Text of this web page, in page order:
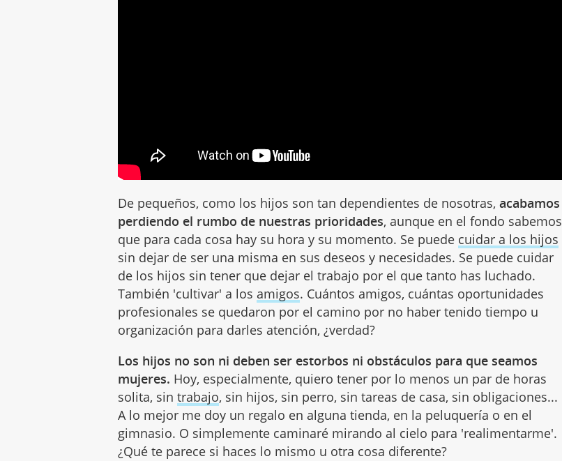
De pequeños, como los hijos son tan dependientes de nosotras, acabamos
perdiendo el rumbo de nuestras prioridades, aunque en el fondo sabemos
que para cada cosa hay su hora y su momento. Se puede cuidar a los hijos
sin dejar de ser una misma en sus deseos y necesidades. Se puede cuidar
de los hijos sin tener que dejar el trabajo por el que tanto has luchado.
También 'cultivar' a los amigos. Cuántos amigos, cuántas oportunidades
profesionales se quedaron por el camino por no haber tenido tiempo u
organización para darles atención, ¿verdad?
Los hijos no son ni deben ser estorbos ni obstáculos para que seamos
mujeres. Hoy, especialmente, quiero tener por lo menos un par de horas
solita, sintrabajo, sin hijos, sin perro, sin tareas de casa, sin obligaciones...
A lo mejor me doy un regalo en alguna tienda, en la peluquería o en el
gimnasio. O simplemente caminaré mirando al cielo para 'realimentarme'.
¿Qué te parece si haces lo mismo u otra cosa diferente?